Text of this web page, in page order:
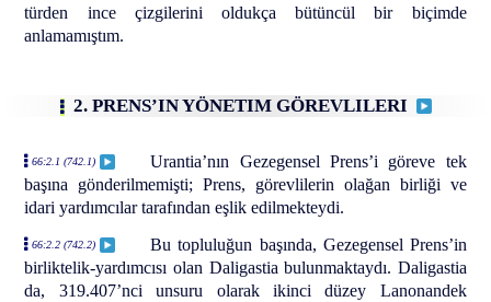
türden ince çizgilerini oldukça bütüncül bir biçimde
anlamamıştım.
2. PRENS’IN YÖNETIM GÖREVLILERI
66:2.1 (742.1)
Urantia’nın Gezegensel Prens’i göreve tek
başına gönderilmemişti; Prens, görevlilerin olağan birliği ve
idari yardımcılar tarafından eşlik edilmekteydi.
66:2.2 (742.2)
Bu topluluğun başında, Gezegensel Prens’in
birliktelik-yardımcısı olan Daligastia bulunmaktaydı. Daligastia
da, 319.407’nci unsuru olarak ikinci düzey Lanonandek